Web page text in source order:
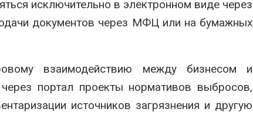
исключительно в электронном виде через
документов через МФЦ или на бумажных
взаимодействию между бизнесом и
портал проекты нормативов выбросов,
источников загрязнения и другую